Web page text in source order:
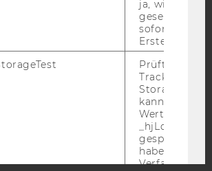
SOCIAL MEDIA
UND STUDIERENDE
Barrierefreiheitserklärung
ja, wird ein
gesetzt. Wird
sofort nach
Erstellung
Prüft, ob der
Tracking
Storage
kann. Wenn
Wert 1
haben keine
Verfallszeit,